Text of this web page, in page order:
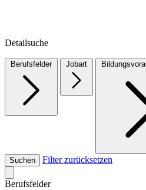
Detailsuche
Berufsfelder Jobart
Suchen Filter zurücksetzen
Berufsfelder